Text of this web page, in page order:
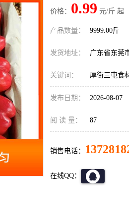
价格： 0.99 元/斤 起
产品数量： 9999.00斤
发货地址： 广东省东莞
关键词： 厚街三屯食
发布日期： 2026-08-07
阅 读 量： 87
销售电话：
在线QQ：